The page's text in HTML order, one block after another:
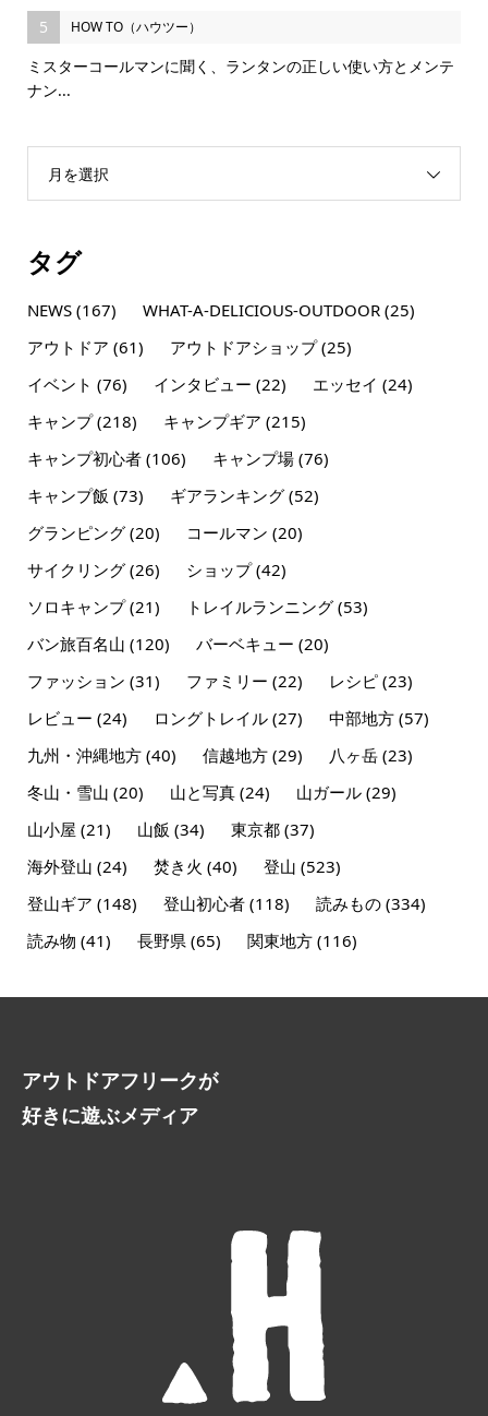
5 HOW TO（ハウツー）
ミスターコールマンに聞く、ランタンの正しい使い方とメンテ
ナン...
月を選択
タグ
NEWS(167) WHAT-A-DELICIOUS-OUTDOOR(25)
アウトドア (61) アウトドアショップ(25)
イベント (76) インタビュー (22) エッセイ (24)
キャンプ(218) キャンプギア (215)
キャンプ初心者(106) キャンプ場(76)
キャンプ飯 (73) ギアランキング(52)
グランピング(20) コールマン (20)
サイクリング(26) ショップ(42)
ソロキャンプ(21) トレイルランニング(53)
バン旅百名山 (120) バーベキュー (20)
ファッション (31) ファミリー (22) レシピ(23)
レビュー (24) ロングトレイル(27) 中部地方(57)
九州・沖縄地方(40) 信越地方(29) 八ヶ岳(23)
冬山・雪山 (20) 山と写真(24) 山ガール(29)
山小屋 (21) 山飯 (34) 東京都(37)
海外登山 (24) 焚き火 (40) 登山 (523)
登山ギア (148) 登山初心者(118) 読みもの(334)
読み物 (41) 長野県(65) 関東地方(116)
アウトドアフリークが
好きに遊ぶメディア